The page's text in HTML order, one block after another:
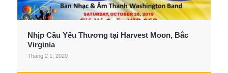
Nhịp Cầu Yêu Thương tại Harvest Moon, Bắc
Virginia
Tháng 2 1, 2020